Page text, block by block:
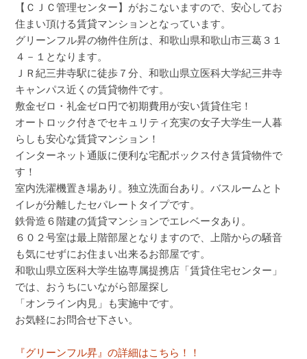
【ＣＪＣ管理センター】がおこないますので、安心してお
住まい頂ける賃貸マンションとなっています。
グリーンフル昇の物件住所は、和歌山県和歌山市三葛３１
４－１となります。
ＪＲ紀三井寺駅に徒歩７分、和歌山県立医科大学紀三井寺
キャンパス近くの賃貸物件です。
敷金ゼロ・礼金ゼロ円で初期費用が安い賃貸住宅！
オートロック付きでセキュリティ充実の女子大学生一人暮
らしも安心な賃貸マンション！
インターネット通販に便利な宅配ボックス付き賃貸物件で
す！
室内洗濯機置き場あり。独立洗面台あり。バスルームとト
イレが分離したセパレートタイプです。
鉄骨造６階建の賃貸マンションでエレベータあり。
６０２号室は最上階部屋となりますので、上階からの騒音
も気にせずにお住まい出来るお部屋です。
和歌山県立医科大学生協専属提携店「賃貸住宅センター」
では、おうちにいながら部屋探し
「オンライン内見」も実施中です。
お気軽にお問合せ下さい。
『グリーンフル昇』の詳細はこちら！！